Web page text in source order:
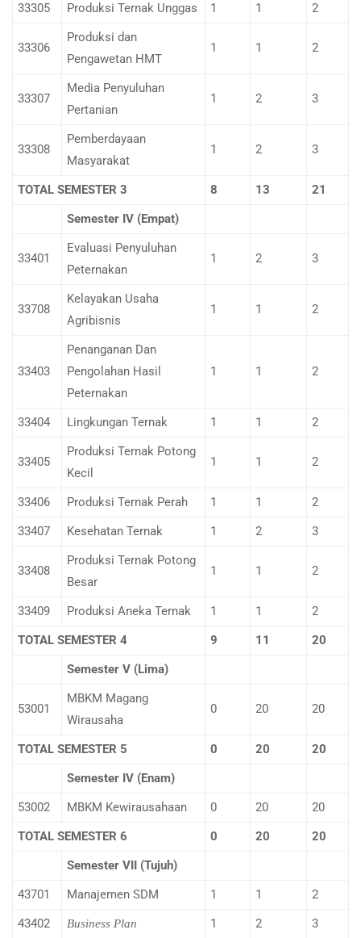
33305
Produksi Ternak Unggas 1 1 2
33306
Produksi dan
Pengawetan HMT
1 1 2
33307
Media Penyuluhan
Pertanian
1 2 3
33308
Pemberdayaan
Masyarakat
1 2 3
TOTAL SEMESTER 3 8 13
21
Semester IV (Empat)
33401
Evaluasi Penyuluhan
Peternakan
1 2 3
33708
Kelayakan Usaha
Agribisnis
1 1 2
33403
Penanganan Dan
Pengolahan Hasil
Peternakan
1 1 2
33404 Lingkungan Ternak 1 1 2
33405
Produksi Ternak Potong
Kecil
1 1 2
33406 Produksi Ternak Perah 1 1
2
33407
Kesehatan Ternak 1 2 3
33408
Produksi Ternak Potong
Besar
1 1 2
33409 Produksi Aneka Ternak 1 1
2
TOTAL SEMESTER 4
9 11
20
Semester V (Lima)
53001
MBKM Magang
Wirausaha
0 20 20
TOTAL SEMESTER 5 0 20
20
Semester IV (Enam)
53002
MBKM Kewirausahaan 0 20
20
TOTAL SEMESTER 6
0 20
20
Semester VII (Tujuh)
43701
Manajemen SDM 1 1
2
43402
Business Plan 1 2 3